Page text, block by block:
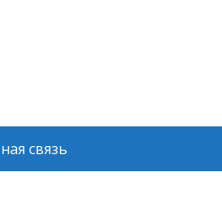
связь